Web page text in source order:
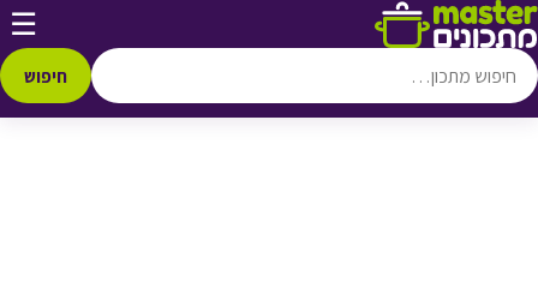
דלג לתוכן ☰
חיפוש
♥ הוספה